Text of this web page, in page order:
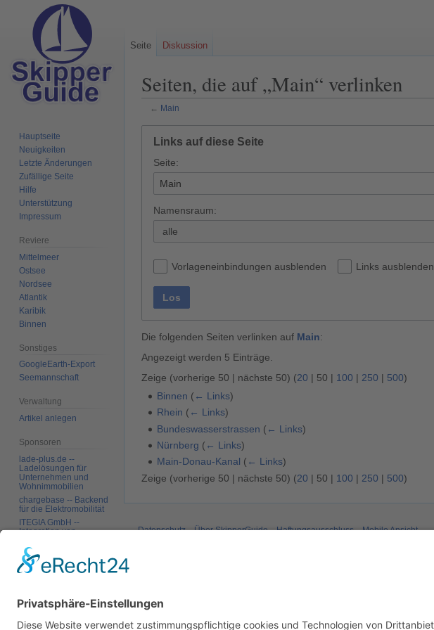
Seiten, die auf „Main“ verlinken
← Main
Navigation
springen
Suche
springen
Links auf diese Seite
Seite:
Namensraum:
alle
Vorlageneinbindungen ausblenden Links ausblenden
Los
Die folgenden Seiten verlinken auf Main:
Angezeigt werden 5 Einträge.
Zeige (vorherige 50 | nächste 50) (20 | 50 | 100 | 250 | 500)
Binnen ( ← Links)
Rhein ( ← Links)
Bundeswasserstrassen ( ← Links)
Nürnberg ( ← Links)
Main-Donau-Kanal ( ← Links)
Zeige (vorherige 50 | nächste 50) (20 | 50 | 100 | 250 | 500)
Seite Diskussion
Hauptseite
Neuigkeiten
Letzte Änderungen
Zufällige Seite
Hilfe
Unterstützung
Impressum
Reviere
Mittelmeer
Ostsee
Nordsee
Atlantik
Karibik
Binnen
Sonstiges
GoogleEarth-Export
Seemannschaft
Verwaltung
Artikel anlegen
Sponsoren
lade-plus.de --
Ladelösungen für
Unternehmen und
Wohnimmobilien
chargebase -- Backend
für die Elektromobilität
ITEGIA GmbH --
Integration von
individuelle
Softwarelösungen
Spezialseiten
Druckversion
Datenschutz Über SkipperGuide Haftungsausschluss Mobile Ansicht